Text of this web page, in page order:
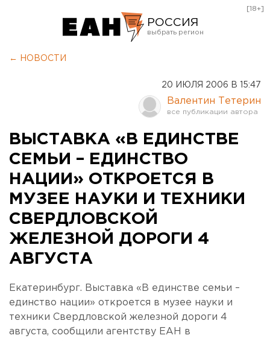
РОССИЯ
Курган
Оренбург
[18+]
← НОВОСТИ
20 ИЮЛЯ 2006 В 15:47
Валентин Тетерин
ВЫСТАВКА «В ЕДИНСТВЕ
СЕМЬИ – ЕДИНСТВО
НАЦИИ» ОТКРОЕТСЯ В
МУЗЕЕ НАУКИ И ТЕХНИКИ
СВЕРДЛОВСКОЙ
ЖЕЛЕЗНОЙ ДОРОГИ 4
АВГУСТА
Екатеринбург. Выставка «В единстве семьи –
единство нации» откроется в музее науки и
техники Свердловской железной дороги 4
августа, сообщили агентству ЕАН в